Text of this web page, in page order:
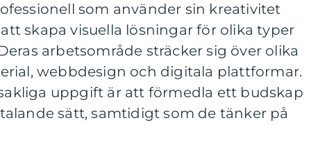
som använder sin kreativitet
skapa visuella lösningar för olika typer
arbetsområde sträcker sig över olika
webbdesign och digitala plattformar.
uppgift är att förmedla ett budskap
sätt, samtidigt som de tänker på